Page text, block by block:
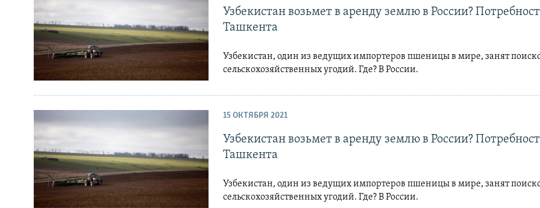
Узбекистан возьмет в аренду землю в России?
Ташкента
Узбекистан, один из ведущих импортеров пшеницы в мире, занят
сельскохозяйственных угодий. Где? В России.
15 ОКТЯБРЯ 2021
Узбекистан возьмет в аренду землю в России?
Ташкента
Узбекистан, один из ведущих импортеров пшеницы в мире, занят
сельскохозяйственных угодий. Где? В России.